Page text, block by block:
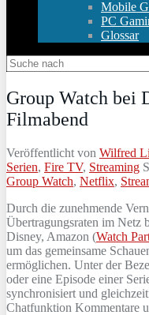
Mobile
PC
Glossar
Group Watch bei
Filmabend
Veröffentlicht von Wilfred
Serien, Fire TV, Streaming
Group Watch, Netflix,
Durch die zunehmende
Übertragungsraten im Netz
Disney, Amazon (Watch
um das gemeinsame
ermöglichen. Unter der
oder eine Episode einer
synchronisiert und
Chatfunktion Kommentare